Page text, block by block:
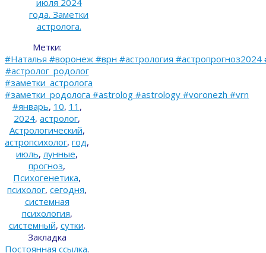
года. Заметки
астролога.
Метки:
#Наталья #воронеж #врн #астрология #астропрогноз2024
#астролог_родолог
#заметки_астролога
#заметки_родолога #astrolog #astrology #voronezh #vrn
#январь, 10, 11 ,
2024, астролог,
Астрологический,
астропсихолог, год,
июль, лунные,
прогноз,
Психогенетика,
психолог, сегодня,
системная
психология,
системный, сутки.
Закладка
Постоянная ссылка.